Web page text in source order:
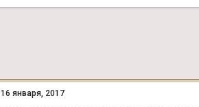
16 января, 2017